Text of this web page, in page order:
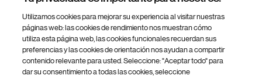
Footer Site Search
Utilizamos cookies para mejorar su experiencia al visitar nuestras
páginas web: las cookies de rendimiento nos muestran cómo
utiliza esta página web, las cookies funcionales recuerdan sus
preferencias y las cookies de orientación nos ayudan a compartir
contenido relevante para usted. Seleccione: "Aceptar todo" para
dar su consentimiento a todas las cookies, seleccione